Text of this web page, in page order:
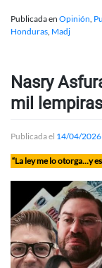
Publicada en Opinión
Honduras Madj
Nasry
mil
Publicada el 14/04/2026
“La ley me lo otorga…y